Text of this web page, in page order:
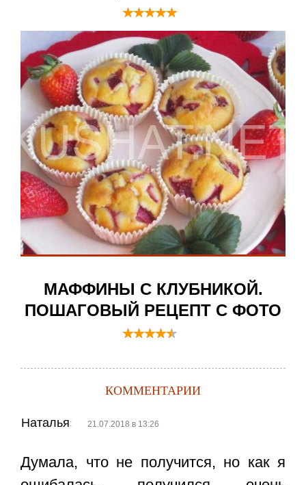
МАФФИНЫ С КЛУБНИКОЙ.
ПОШАГОВЫЙ РЕЦЕПТ С ФОТО
КОММЕНТАРИИ
Наталья: 21.07.2018 в 13:26
Думала, что не получится, но как я